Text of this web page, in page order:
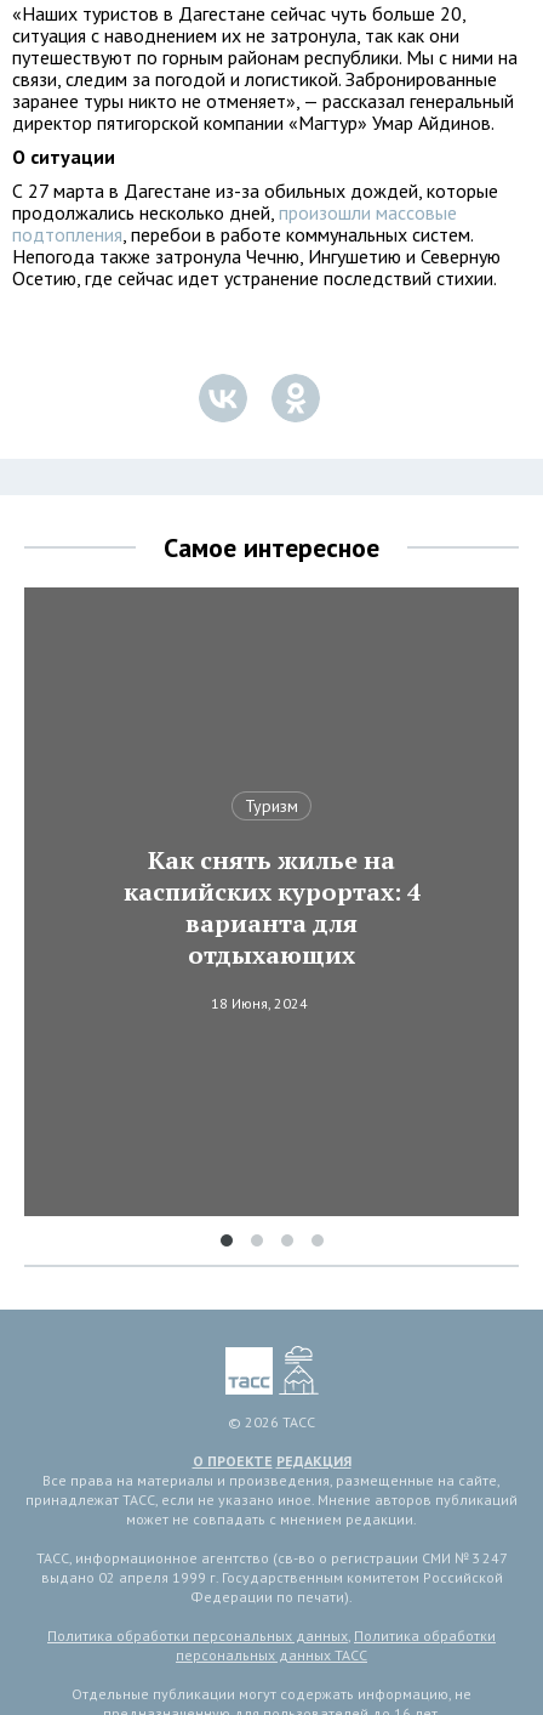
«Наших туристов в Дагестане сейчас чуть больше 20,
ситуация с наводнением их не затронула, так как они
путешествуют по горным районам республики. Мы с ними на
связи, следим за погодой и логистикой. Забронированные
заранее туры никто не отменяет», — рассказал генеральный
директор пятигорской компании «Магтур» Умар Айдинов.
О ситуации
С 27 марта в Дагестане из-за обильных дождей, которые
продолжались несколько дней, произошли массовые
подтопления, перебои в работе коммунальных систем.
Непогода также затронула Чечню, Ингушетию и Северную
Осетию, где сейчас идет устранение последствий стихии.
Самое интересное
Туризм
Как снять жилье на
каспийских курортах: 4
варианта для
отдыхающих
18 Июня, 2024
© 2026 ТАСС
О ПРОЕКТЕ РЕДАКЦИЯ
Все права на материалы и произведения, размещенные на сайте,
принадлежат ТАСС, если не указано иное. Мнение авторов публикаций
может не совпадать с мнением редакции.
ТАСС, информационное агентство (св-во о регистрации СМИ № 3 247
выдано 02 апреля 1999 г. Государственным комитетом Российской
Федерации по печати).
Политика обработки персональных данных, Политика обработки
персональных данных ТАСС
Отдельные публикации могут содержать информацию, не